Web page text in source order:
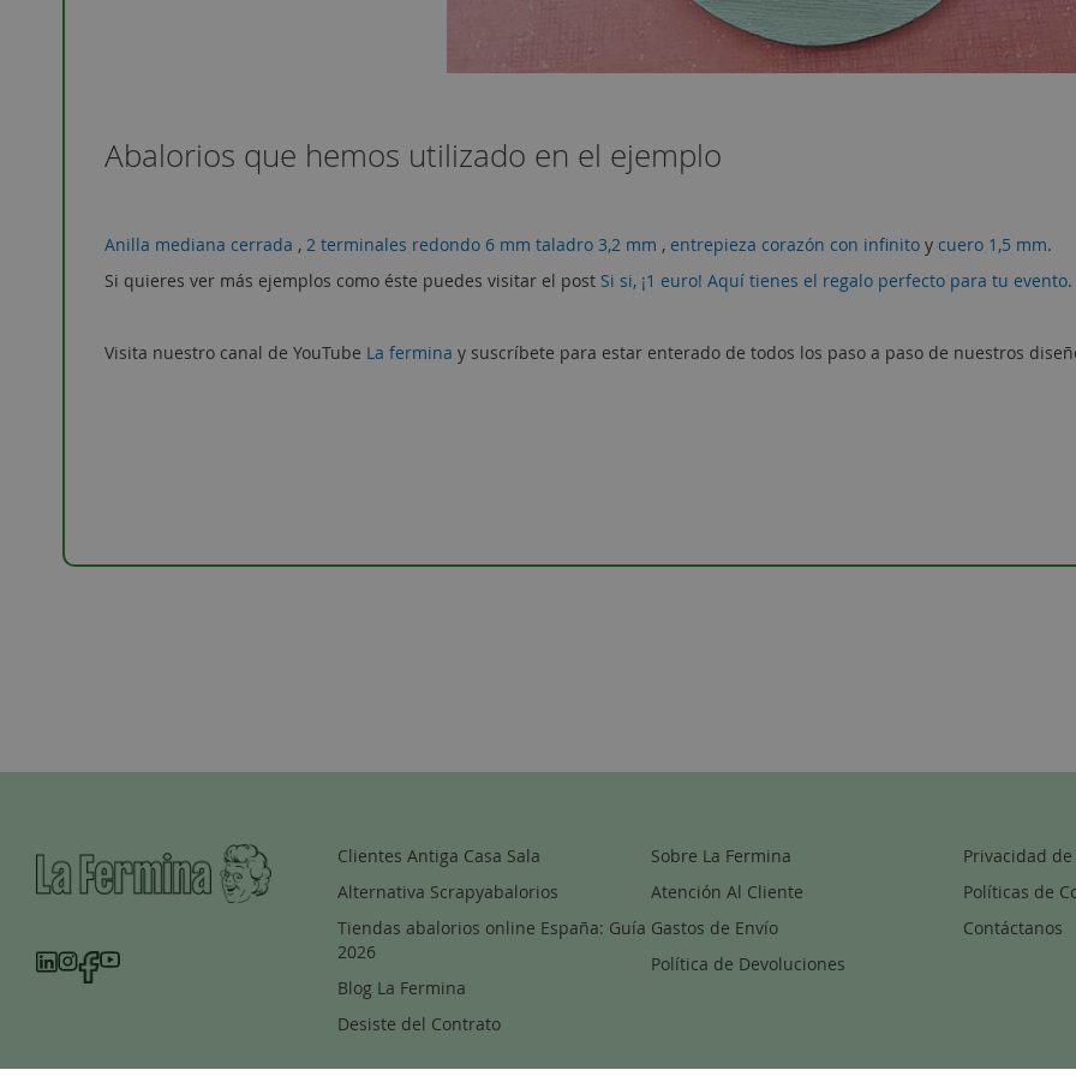
Abalorios que hemos utilizado en el ejemplo
Anilla mediana cerrada , 2 terminales redondo 6 mm taladro 3,2 mm , entrepieza corazón con infinito y cuero 1,5 mm.
Si quieres ver más ejemplos como éste puedes visitar el post Si si, ¡1 euro! Aquí tienes el regalo perfecto para tu evento.
Visita nuestro canal de YouTube La fermina y suscríbete para estar enterado de todos los paso a paso de nuestros
Clientes Antiga Casa Sala
Alternativa Scrapyabalorios
Tiendas abalorios online España: Guía
2026
Blog La Fermina
Desiste del Contrato
Sobre La Fermina
Atención Al Cliente
Gastos de Envío
Política de Devoluciones
Privacidad
Políticas de
Contáctanos